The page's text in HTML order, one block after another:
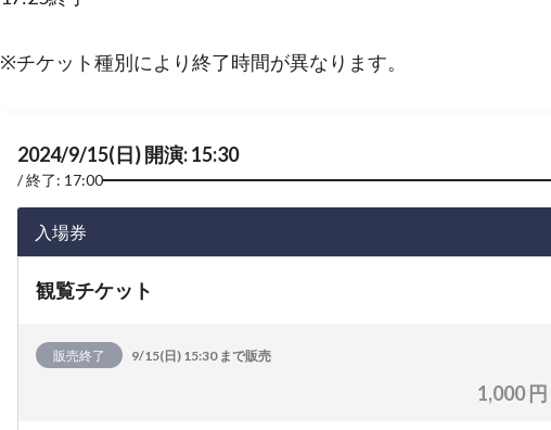
※チケット種別により終了時間が異なります。
2024/9/15(日) 開演: 15:30
終了: 17:00
入場券
観覧チケット
販売終了 9/15(日) 15:30 まで販売
1,000 円